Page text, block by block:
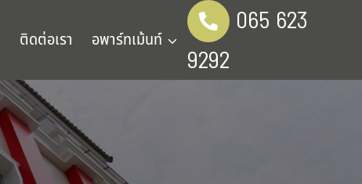
ติดต่อเรา อพาร์ทเม้นท์
065 623
9292